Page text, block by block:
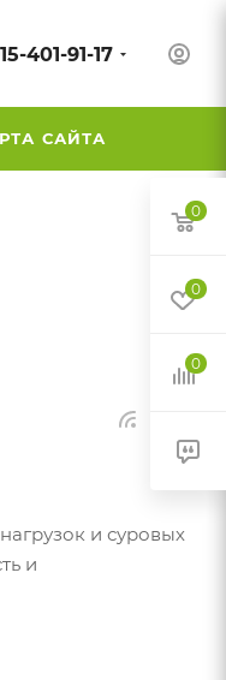
401-91-17
САЙТА
и суровых
и
0
0
0